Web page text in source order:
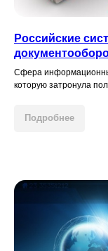
Российские
Сфера
которую затронула
Подробнее